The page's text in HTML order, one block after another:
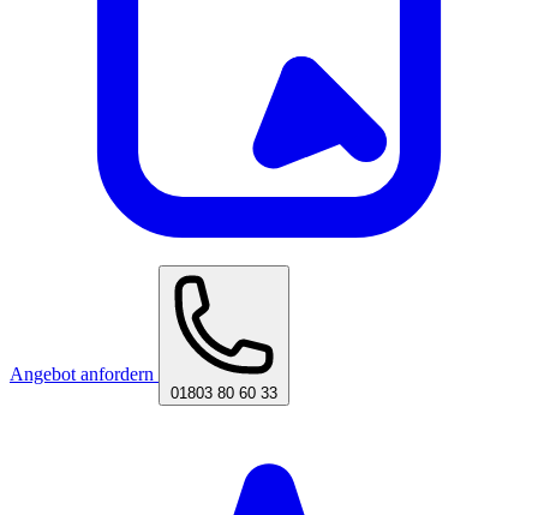
Angebot anfordern
01803 80 60 33